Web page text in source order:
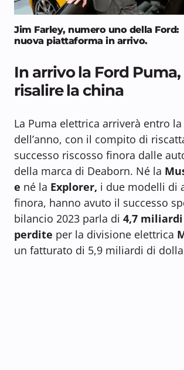
Jim Farley, numero uno della Ford:
nuova piattaforma in arrivo.
In arrivo la Ford
risalire la china
La Puma elettrica arriverà entro
dell’anno, con il compito di
successo riscosso finora dalle
della marca di Deaborn. Né la
e né la Explorer, i due modelli di
finora, hanno avuto il successo
bilancio 2023 parla di 4,7
perdite per la divisione elettrica
un fatturato di 5,9 miliardi di